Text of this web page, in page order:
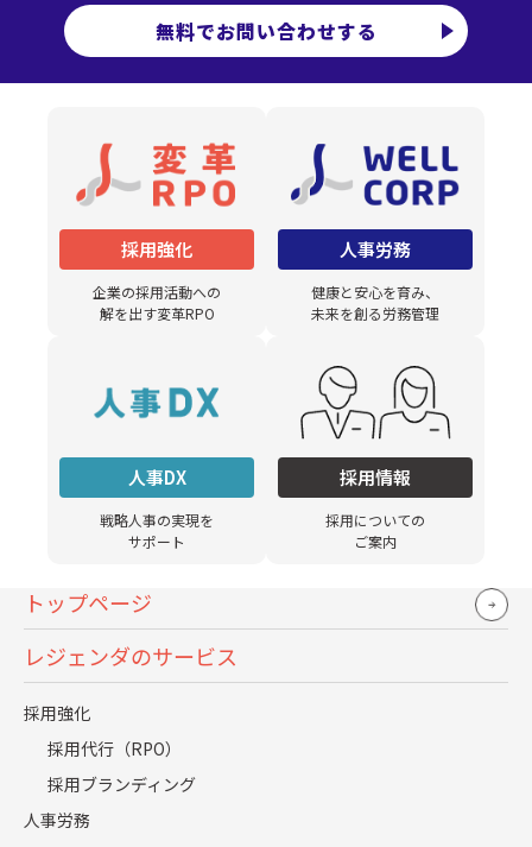
無料でお問い合わせする
採用強化
企業の採用活動への
解を出す変革RPO
人事労務
健康と安心を育み、
未来を創る労務管理
人事DX
戦略人事の実現を
サポート
採用情報
採用についての
ご案内
トップページ
レジェンダのサービス
採用強化
採用代行（RPO）
採用ブランディング
人事労務
が までの役 分 と な工数 ら
まで実行支援します。
７つのステップで
「TO BE（ありたい姿）」の
実現をサポートします
01 問題と課題ヒアリング
現行の業務について、制度面／業務運用面／システ
ム面の切り口から、
徹底的に問題と課題をヒアリングします。